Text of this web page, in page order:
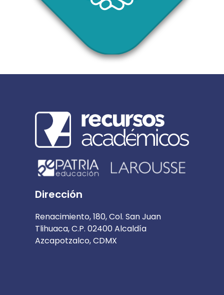
Dirección
Renacimiento, 180, Col. San Juan
Tlihuaca, C.P. 02400 Alcaldía
Azcapotzalco, CDMX